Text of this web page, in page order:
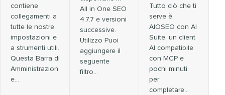
contiene
collegamenti a
tutte le nostre
impostazioni e
a strumenti utili.
Questa Barra di
Amministrazion
e…
All in One SEO
4.7.7 e versioni
successive.
Utilizzo Puoi
aggiungere il
seguente
filtro…
Tutto ciò che ti
serve è
AIOSEO con AI
Suite, un client
AI compatibile
con MCP e
pochi minuti
per
completare...